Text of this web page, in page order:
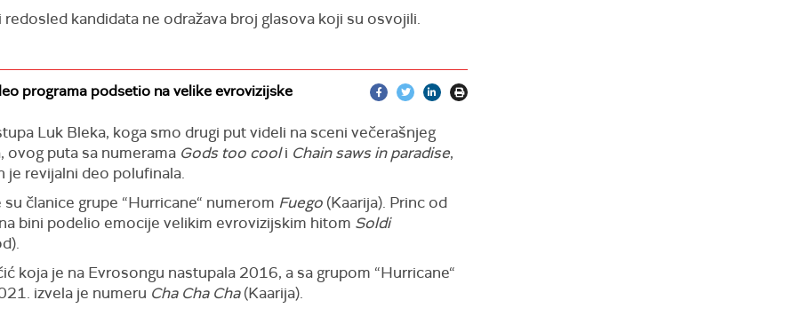
redosled kandidata ne odražava broj glasova koji su osvojili.
programa podsetio na velike evrovizijske
Luk Bleka, koga smo drugi put videli na sceni večerašnjeg
ovog puta sa numerama Gods too cooli Chain saws in paradise,
je revijalni deo polufinala.
članice grupe “Hurricane“ numerom Fuego (Kaarija). Princ od
bini podelio emocije velikim evrovizijskim hitom Soldi
koja je na Evrosongu nastupala 2016, a sa grupom “Hurricane“
izvela je numeru Cha Cha Cha(Kaarija).